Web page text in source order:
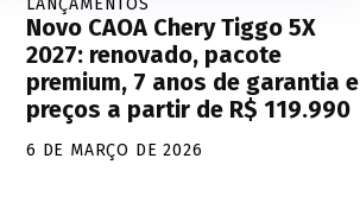
Novo CAOA Chery Tiggo 5X
2027: renovado, pacote
premium, 7 anos de garantia e
preços a partir de R$ 119.990
6 DE MARÇO DE 2026